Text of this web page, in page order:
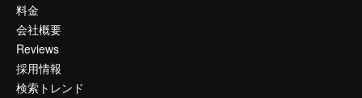
料金
会社概要
Reviews
採用情報
検索トレンド